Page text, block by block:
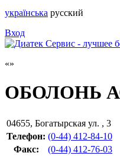
українська русский
Вход
ОБОЛОНЬ
04655, Богатырская ул. , 3
Телефон: (0-44) 412-84-10
Факс: (0-44) 412-76-03